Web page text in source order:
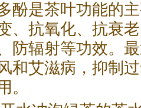
酚是茶叶功能的
、抗氧化、抗衰
防辐射等功效。
和艾滋病，抑制
。